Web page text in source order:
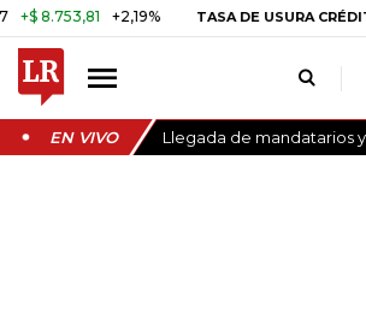
+2,19% TASA DE USURA CRÉDITO
EN VIVO Llegada de mandatarios